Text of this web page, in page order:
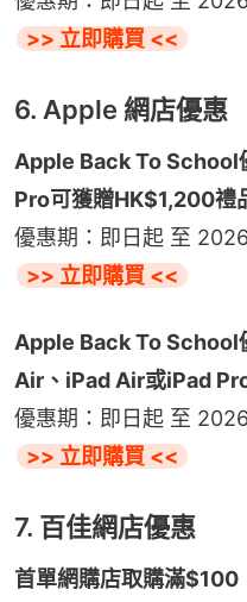
>> 立即購買 <<
6. Apple 網店優惠
Apple Back To School
Pro可獲贈HK$1,200禮
優惠期：即日起 至
>> 立即購買 <<
Apple Back To School
Air、iPad Air或iPad
優惠期：即日起 至
>> 立即購買 <<
7. 百佳網店優惠
首單網購店取購滿